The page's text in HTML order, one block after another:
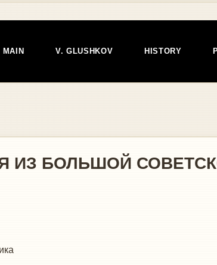
MAIN V. GLUSHKOV HISTORY
ИЗ БОЛЬШОЙ